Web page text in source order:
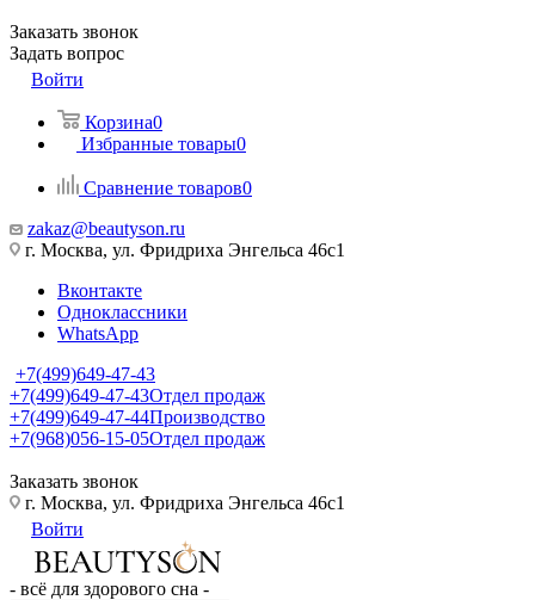
Заказать звонок
Задать вопрос
Войти
Корзина0
Избранные товары0
Сравнение товаров0
zakaz@beautyson.ru
г. Москва, ул. Фридриха Энгельса 46с1
Вконтакте
Одноклассники
WhatsApp
+7(499)649-47-43
+7(499)649-47-43Отдел продаж
+7(499)649-47-44Производство
+7(968)056-15-05Отдел продаж
Заказать звонок
г. Москва, ул. Фридриха Энгельса 46с1
Войти
- всё для здорового сна -